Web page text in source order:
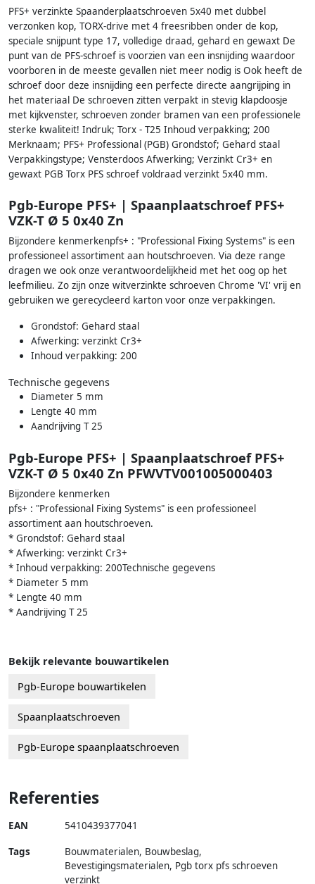
PFS+ verzinkte Spaanderplaatschroeven 5x40 met dubbel
verzonken kop, TORX-drive met 4 freesribben onder de kop,
speciale snijpunt type 17, volledige draad, gehard en gewaxt De
punt van de PFS-schroef is voorzien van een insnijding waardoor
voorboren in de meeste gevallen niet meer nodig is Ook heeft de
schroef door deze insnijding een perfecte directe aangrijping in
het materiaal De schroeven zitten verpakt in stevig klapdoosje
met kijkvenster, schroeven zonder bramen van een professionele
sterke kwaliteit! Indruk; Torx - T25 Inhoud verpakking; 200
Merknaam; PFS+ Professional (PGB) Grondstof; Gehard staal
Verpakkingstype; Vensterdoos Afwerking; Verzinkt Cr3+ en
gewaxt PGB Torx PFS schroef voldraad verzinkt 5x40 mm.
Pgb-Europe PFS+ | Spaanplaatschroef PFS+
VZK-T Ø 5 0x40 Zn
Bijzondere kenmerkenpfs+ : "Professional Fixing Systems" is een
professioneel assortiment aan houtschroeven. Via deze range
dragen we ook onze verantwoordelijkheid met het oog op het
leefmilieu. Zo zijn onze witverzinkte schroeven Chrome 'VI' vrij en
gebruiken we gerecycleerd karton voor onze verpakkingen.
Grondstof: Gehard staal
Afwerking: verzinkt Cr3+
Inhoud verpakking: 200
Technische gegevens
Diameter 5 mm
Lengte 40 mm
Aandrijving T 25
Pgb-Europe PFS+ | Spaanplaatschroef PFS+
VZK-T Ø 5 0x40 Zn PFWVTV001005000403
Bijzondere kenmerken
pfs+ : "Professional Fixing Systems" is een professioneel
assortiment aan houtschroeven.
* Grondstof: Gehard staal
* Afwerking: verzinkt Cr3+
* Inhoud verpakking: 200Technische gegevens
* Diameter 5 mm
* Lengte 40 mm
* Aandrijving T 25
Bekijk relevante bouwartikelen
Pgb-Europe bouwartikelen
Spaanplaatschroeven
Pgb-Europe spaanplaatschroeven
Referenties
EAN 5410439377041
Tags
Bouwmaterialen, Bouwbeslag,
Bevestigingsmaterialen, Pgb torx pfs schroeven
verzinkt